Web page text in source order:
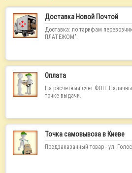
Доставка Новой Почтой
Доставка: по тарифам
ПЛАТЕЖОМ".
Оплата
На расчетный счет ФОП.
точке выдачи.
Точка самовывоза в Киеве
Предзаказанный товар - ул.